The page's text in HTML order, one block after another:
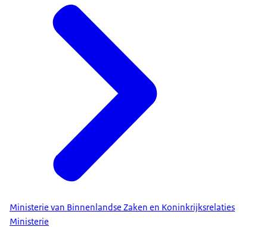
Ministerie van Binnenlandse Zaken en Koninkrijksrelaties
Ministerie